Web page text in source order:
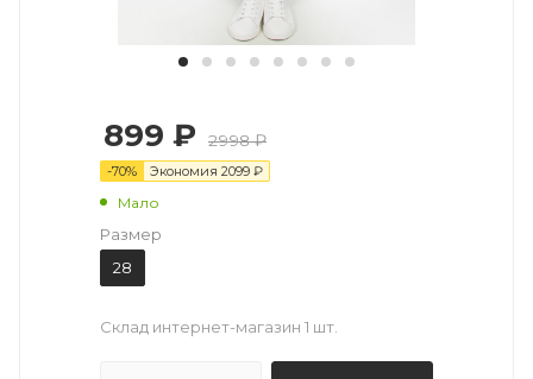
899 ₽ 2998 ₽
-70% Экономия 2099 ₽
Мало
Размер
28
Склад интернет-магазин 1 шт.